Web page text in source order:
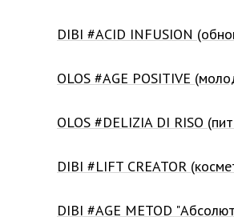
DIBI #ACID INFUSION
OLOS #AGE POSITIVE
OLOS #DELIZIA DI RISO
DIBI #LIFT CREATOR
DIBI #AGE METOD